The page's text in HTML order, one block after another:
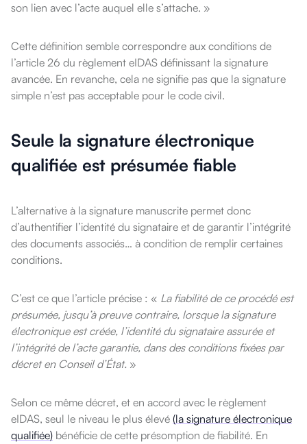
son lien avec l’acte auquel elle s’attache. »
Cette définition semble correspondre aux conditions de
l’article 26 du règlement eIDAS définissant la signature
avancée. En revanche, cela ne signifie pas que la signature
simple n’est pas acceptable pour le code civil.
Seule la signature électronique
qualifiée est présumée fiable
L’alternative à la signature manuscrite permet donc
d’authentifier l’identité du signataire et de garantir l’intégrité
des documents associés… à condition de remplir certaines
conditions.
C’est ce que l’article précise : « La fiabilité de ce procédé est
présumée, jusqu’à preuve contraire, lorsque la signature
électronique est créée, l’identité du signataire assurée et
l’intégrité de l’acte garantie, dans des conditions fixées par
décret en Conseil d’État. »
Selon ce même décret, et en accord avec le règlement
eIDAS, seul le niveau le plus élevé (la signature électronique
qualifiée) bénéficie de cette présomption de fiabilité. En